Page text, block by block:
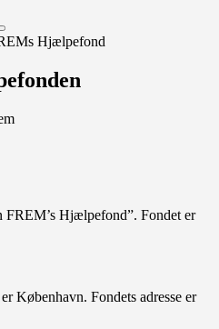
Hjælpefond
FREM’s Hjælpefond”. Fondet er
København. Fondets adresse er